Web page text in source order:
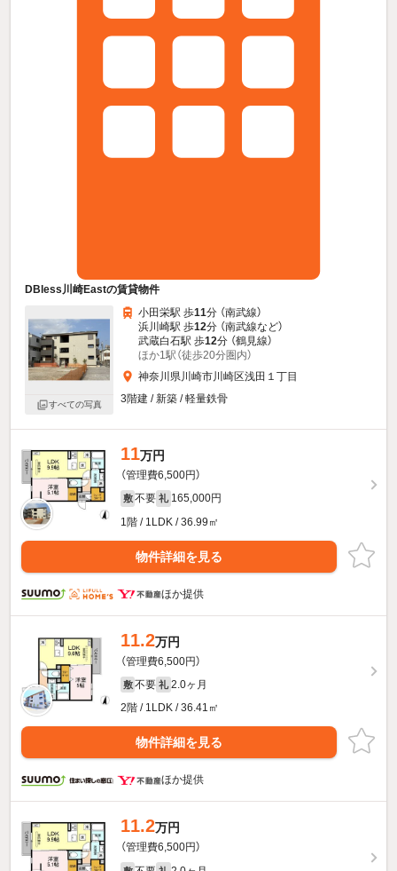
DBless川崎Eastの賃貸物件
すべての写真
小田栄駅 歩11分 （南武線）
浜川崎駅 歩12分 （南武線など）
武蔵白石駅 歩12分 （鶴見線）
ほか1駅（徒歩20分圏内）
神奈川県川崎市川崎区浅田１丁目
3階建 / 新築 / 軽量鉄骨
11万円
（管理費6,500円）
敷 不要 礼 165,000円
1階 / 1LDK / 36.99㎡
物件詳細を見る
ほか提供
11.2万円
（管理費6,500円）
敷 不要 礼 2.0ヶ月
2階 / 1LDK / 36.41㎡
物件詳細を見る
ほか提供
11.2万円
（管理費6,500円）